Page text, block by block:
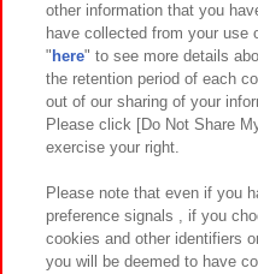
在庫 ○
other information that you
have collected from your
" here" to see more details
the retention period of each
out of our sharing of your
Please click [Do Not Share
exercise your right.
Please note that even if you
preference signals , if you
cookies and other identifiers
you will be deemed to have